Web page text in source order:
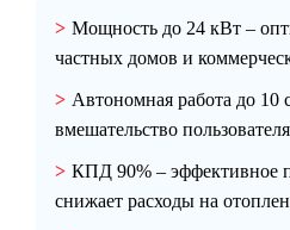
Мощность до 24 кВт –
частных домов и
Автономная работа до 10
вмешательство
КПД 90% – эффективное
снижает расходы на